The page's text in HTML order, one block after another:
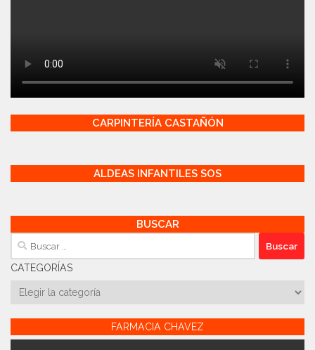
CARPINTERÍA CASTAÑÓN
ALDEAS INFANTILES SOS
BUSCAR
Buscar:
CATEGORÍAS
Categorías
FARMACIA CHAVEZ